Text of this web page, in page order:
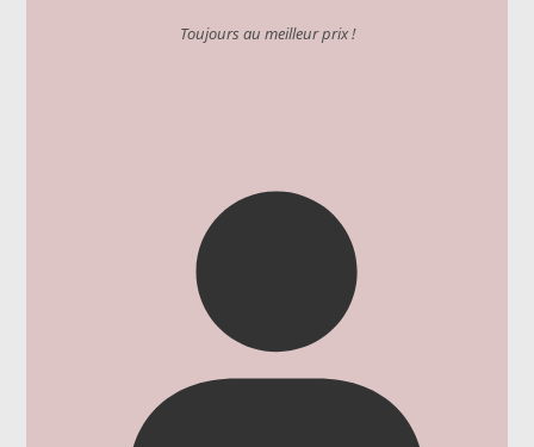
Toujours au meilleur prix !